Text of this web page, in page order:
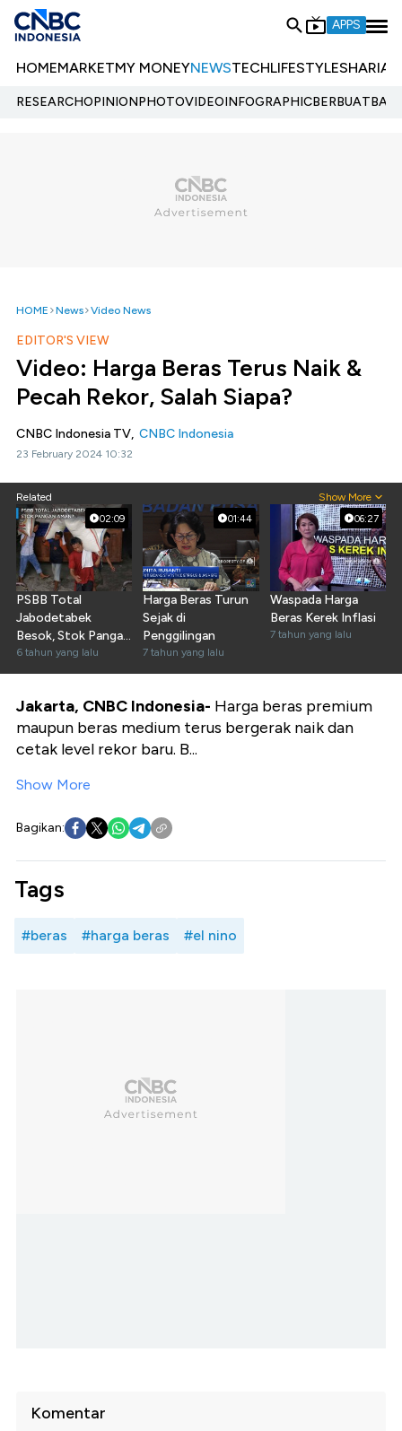
APPS
HOMEMARKETMY MONEYNEWSTECHLIFESTYLESHARIA
RESEARCHOPINIONPHOTOVIDEOINFOGRAPHIC
HOME News Video News
EDITOR'S VIEW
Video: Harga Beras Terus Naik &
Pecah Rekor, Salah Siapa?
CNBC Indonesia TV, CNBC Indonesia
23 February 2024 10:32
Related Show More
02:09
PSBB Total
Jabodetabek
Besok, Stok Pangan
Aman?
6 tahun yang lalu
01:44
Harga Beras Turun
Sejak di
Penggilingan
7 tahun yang lalu
06:27
Waspada Harga
Beras Kerek Inflasi
7 tahun yang lalu
Jakarta, CNBC Indonesia- Harga beras premium
maupun beras medium terus bergerak naik dan
cetak level rekor baru. B...
Show More
Bagikan:
Tags
#beras #harga beras #el nino
Komentar